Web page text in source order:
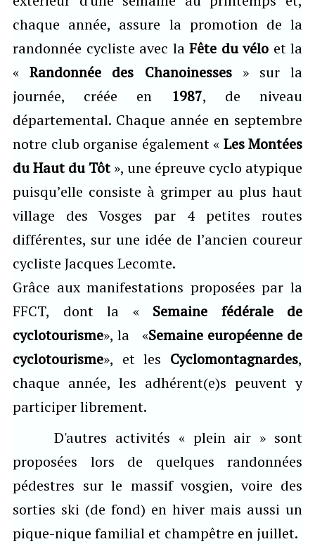
chaque année, assure la promotion de la
randonnée cycliste avec la Fête du vélo et la
«Randonnée des Chanoinesses» sur la
journée, créée en 1987, de niveau
départemental. Chaque année en septembre
notre club organise également « Les Montées
du Haut du Tôt», une épreuve cyclo atypique
puisqu’elle consiste à grimper au plus haut
village des Vosges par 4 petites routes
différentes, sur une idée de l’ancien coureur
cycliste Jacques Lecomte.
Grâce aux manifestations proposées par la
FFCT, dont la « Semaine fédérale de
cyclotourisme», la «Semaine européenne de
cyclotourisme», et les Cyclomontagnardes,
chaque année, les adhérent(e)s peuvent y
participer librement.
D'autres activités « plein air » sont
proposées lors de quelques randonnées
pédestres sur le massif vosgien, voire des
sorties ski (de fond) en hiver mais aussi un
pique-nique familial et champêtre en juillet.